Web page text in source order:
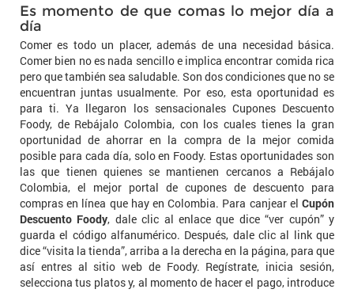
Es momento de que comas lo mejor día a
día
Comer es todo un placer, además de una necesidad básica.
Comer bien no es nada sencillo e implica encontrar comida rica
pero que también sea saludable. Son dos condiciones que no se
encuentran juntas usualmente. Por eso, esta oportunidad es
para ti. Ya llegaron los sensacionales Cupones Descuento
Foody, de Rebájalo Colombia, con los cuales tienes la gran
oportunidad de ahorrar en la compra de la mejor comida
posible para cada día, solo en Foody. Estas oportunidades son
las que tienen quienes se mantienen cercanos a Rebájalo
Colombia, el mejor portal de cupones de descuento para
compras en línea que hay en Colombia. Para canjear el Cupón
Descuento Foody, dale clic al enlace que dice “ver cupón” y
guarda el código alfanumérico. Después, dale clic al link que
dice “visita la tienda”, arriba a la derecha en la página, para que
así entres al sitio web de Foody. Regístrate, inicia sesión,
selecciona tus platos y, al momento de hacer el pago, introduce